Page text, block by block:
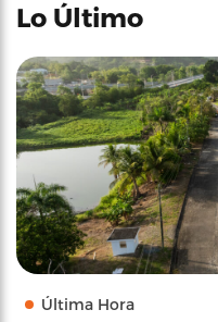
Lo Último
Última Hora